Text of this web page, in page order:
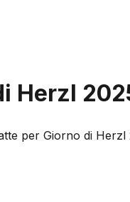
Herzl
per Giorno di